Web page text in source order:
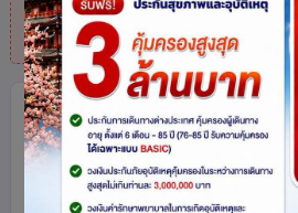
โทร.
สวิตเซอร์แลนด์ AN
PARADISE 8 วัน 6 คืน
วิสแอร์ (LX)